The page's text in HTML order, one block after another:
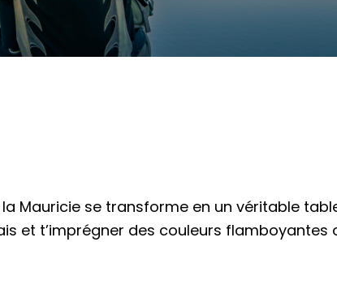
Mauricie se transforme en un véritable
et t’imprégner des couleurs flamboyantes